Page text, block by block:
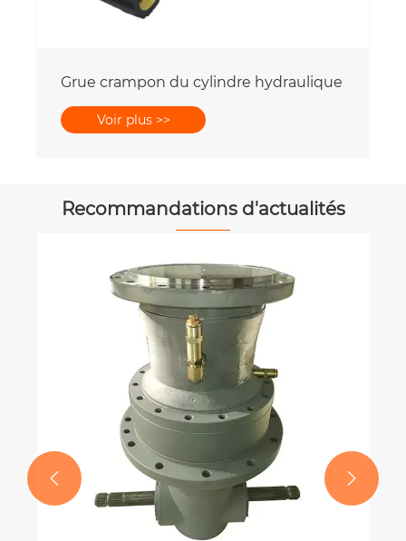
Grue crampon du cylindre hydraulique
Voir plus >>
Recommandations d'actualités
 